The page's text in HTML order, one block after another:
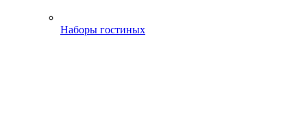
Наборы гостиных